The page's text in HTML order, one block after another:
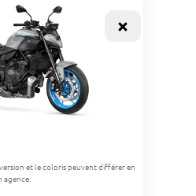
et le coloris peuvent différer en
agence.